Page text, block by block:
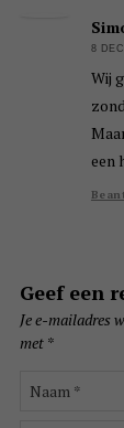
8
Wij
een
Geef een
Je e-mailadres
met *